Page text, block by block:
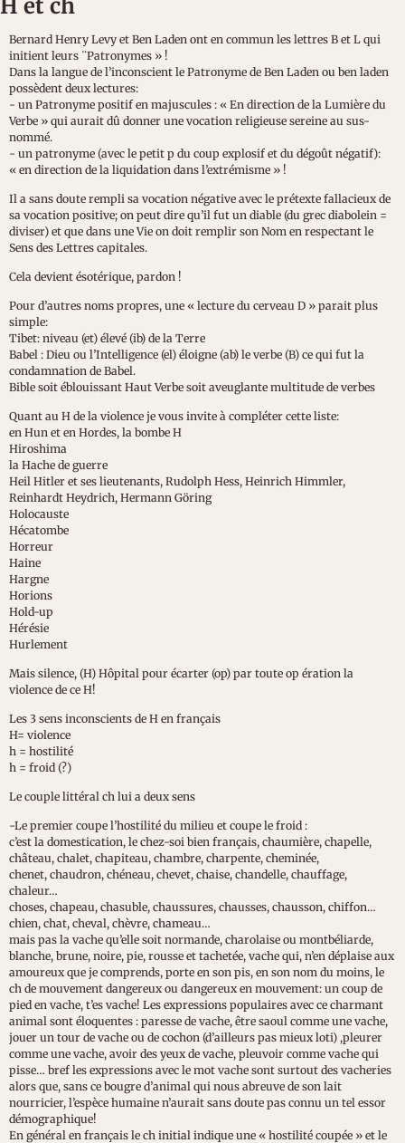
H et ch
Bernard Henry Levy et Ben Laden ont en commun les lettres B et L qui
initient leurs ¨Patronymes » !
Dans la langue de l’inconscient le Patronyme de Ben Laden ou ben laden
possèdent deux lectures:
- un Patronyme positif en majuscules : « En direction de la Lumière du
Verbe » qui aurait dû donner une vocation religieuse sereine au sus-
nommé.
- un patronyme (avec le petit p du coup explosif et du dégoût négatif):
« en direction de la liquidation dans l’extrémisme » !
Il a sans doute rempli sa vocation négative avec le prétexte fallacieux de
sa vocation positive; on peut dire qu’il fut un diable (du grec diabolein =
diviser) et que dans une Vie on doit remplir son Nom en respectant le
Sens des Lettres capitales.
Cela devient ésotérique, pardon !
Pour d’autres noms propres, une « lecture du cerveau D » parait plus
simple:
Tibet: niveau (et) élevé (ib) de la Terre
Babel : Dieu ou l’Intelligence (el) éloigne (ab) le verbe (B) ce qui fut la
condamnation de Babel.
Bible soit éblouissant Haut Verbe soit aveuglante multitude de verbes
Quant au H de la violence je vous invite à compléter cette liste:
en Hun et en Hordes, la bombe H
Hiroshima
la Hache de guerre
Heil Hitler et ses lieutenants, Rudolph Hess, Heinrich Himmler,
Reinhardt Heydrich, Hermann Göring
Holocauste
Hécatombe
Horreur
Haine
Hargne
Horions
Hold-up
Hérésie
Hurlement
Mais silence, (H) Hôpital pour écarter (op) par toute op ération la
violence de ce H!
Les 3 sens inconscients de H en français
H= violence
h = hostilité
h = froid (?)
Le couple littéral ch lui a deux sens
-Le premier coupe l’hostilité du milieu et coupe le froid :
c’est la domestication, le chez-soi bien français, chaumière, chapelle,
château, chalet, chapiteau, chambre, charpente, cheminée,
chenet, chaudron, chéneau, chevet, chaise, chandelle, chauffage,
chaleur…
choses, chapeau, chasuble, chaussures, chausses, chausson, chiffon…
chien, chat, cheval, chèvre, chameau…
mais pas la vache qu’elle soit normande, charolaise ou montbéliarde,
blanche, brune, noire, pie, rousse et tachetée, vache qui, n’en déplaise aux
amoureux que je comprends, porte en son pis, en son nom du moins, le
ch de mouvement dangereux ou dangereux en mouvement: un coup de
pied en vache, t’es vache! Les expressions populaires avec ce charmant
animal sont éloquentes : paresse de vache, être saoul comme une vache,
jouer un tour de vache ou de cochon (d’ailleurs pas mieux loti) ,pleurer
comme une vache, avoir des yeux de vache, pleuvoir comme vache qui
pisse… bref les expressions avec le mot vache sont surtout des vacheries
alors que, sans ce bougre d’animal qui nous abreuve de son lait
nourricier, l’espèce humaine n’aurait sans doute pas connu un tel essor
démographique!
En général en français le ch initial indique une « hostilité coupée » et le